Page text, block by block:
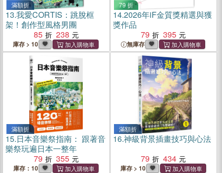
滿額折
13.我愛CORTIS：跳脫框
架！創作型風格男團
85
238
庫存 > 10
79 折
14.2026年iF金質獎精選與獲
獎作品
79
395
無庫存
滿額折
15.日本音樂祭指南： 跟著音
樂祭玩遍日本一整年
79
355
庫存：10
滿額折
16.神級背景插畫技巧與心法
79
434
庫存 > 10